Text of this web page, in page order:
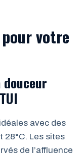
votre
avec des
28°C. Les sites
de l’affluence